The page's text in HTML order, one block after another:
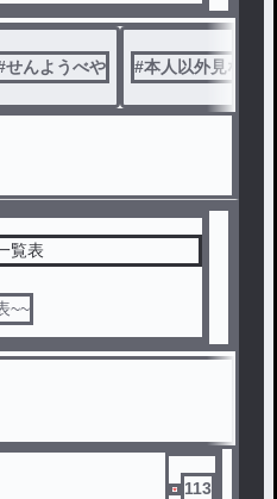
せんようべや #本人以外見ないで
覧表
~~
113